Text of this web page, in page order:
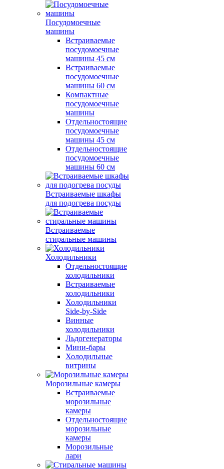
Посудомоечные
машины
Встраиваемые
посудомоечные
машины 45 см
Встраиваемые
посудомоечные
машины 60 см
Компактные
посудомоечные
машины
Отдельностоящие
посудомоечные
машины 45 см
Отдельностоящие
посудомоечные
машины 60 см
Встраиваемые шкафы
для подогрева посуды
Встраиваемые
стиральные машины
Холодильники
Отдельностоящие
холодильники
Встраиваемые
холодильники
Холодильники
Side-by-Side
Винные
холодильники
Льдогенераторы
Мини-бары
Холодильные
витрины
Морозильные камеры
Встраиваемые
морозильные
камеры
Отдельностоящие
морозильные
камеры
Морозильные
лари